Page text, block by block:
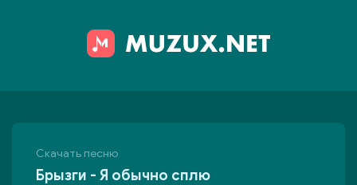
Скачать песню
Брызги - Я обычно сплю